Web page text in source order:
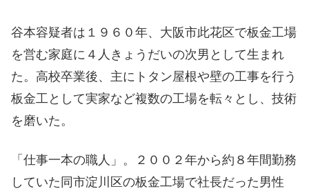
谷本容疑者は１９６０年、大阪市此花区で板金工場
を営む家庭に４人きょうだいの次男として生まれ
た。高校卒業後、主にトタン屋根や壁の工事を行う
板金工として実家など複数の工場を転々とし、技術
を磨いた。
「仕事一本の職人」。２００２年から約８年間勤務
していた同市淀川区の板金工場で社長だった男性